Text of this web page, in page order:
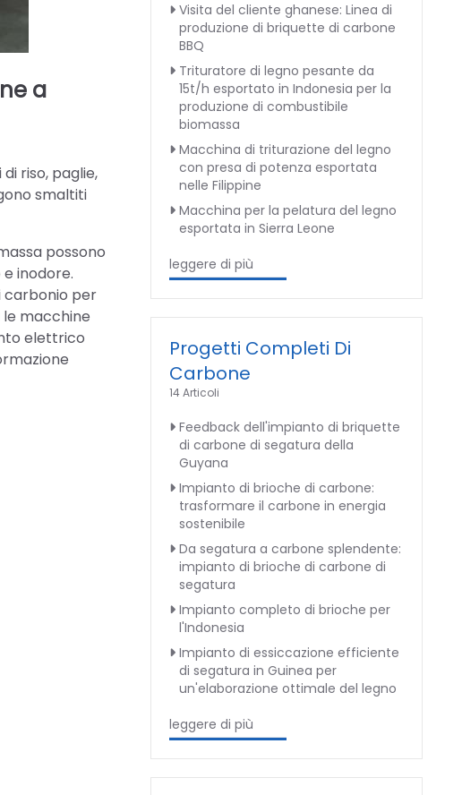
a
riso, paglie,
smaltiti
possono
inodore.
carbonio per
macchine
elettrico
Visita del cliente ghanese: Linea di
produzione di briquette di carbone
BBQ
Trituratore di legno pesante da
15t/h esportato in Indonesia per la
produzione di combustibile
biomassa
Macchina di triturazione del legno
con presa di potenza esportata
nelle Filippine
Macchina per la pelatura del legno
esportata in Sierra Leone
leggere di più
Progetti Completi Di
Carbone
14 Articoli
Feedback dell'impianto di briquette
di carbone di segatura della
Guyana
Impianto di brioche di carbone:
trasformare il carbone in energia
sostenibile
Da segatura a carbone splendente:
impianto di brioche di carbone di
segatura
Impianto completo di brioche per
l'Indonesia
Impianto di essiccazione efficiente
di segatura in Guinea per
un'elaborazione ottimale del legno
leggere di più